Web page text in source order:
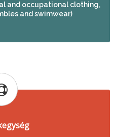
and occupational clothing,
and swimwear)